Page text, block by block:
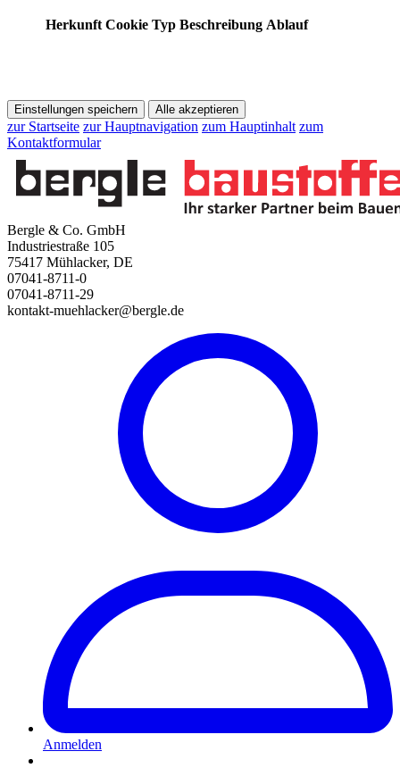
Herkunft Cookie Typ Beschreibung Ablauf
Einstellungen speichern Alle akzeptieren
zur Startseite zur Hauptnavigation zum Hauptinhalt zum
Kontaktformular
Bergle & Co. GmbH
Industriestraße 105
75417 Mühlacker, DE
07041-8711-0
07041-8711-29
kontakt-muehlacker@bergle.de
Anmelden